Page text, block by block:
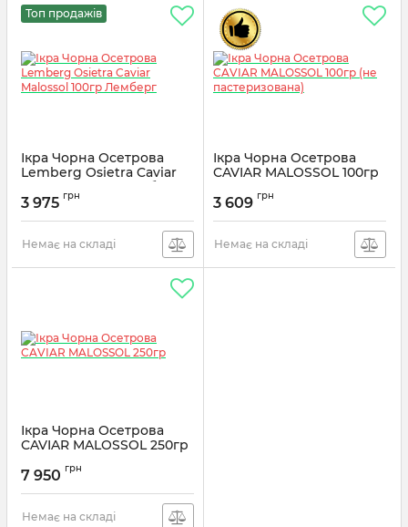
Топ продажів
Ікра Чорна Осетрова
Lemberg Osietra Caviar
Malossol 100гр Лемберг
3 975 грн
Немає на складі
Ікра Чорна Осетрова
CAVIAR MALOSSOL 100гр
3 609 грн
Немає на складі
Ікра Чорна Осетрова
CAVIAR MALOSSOL 250гр
7 950 грн
Немає на складі